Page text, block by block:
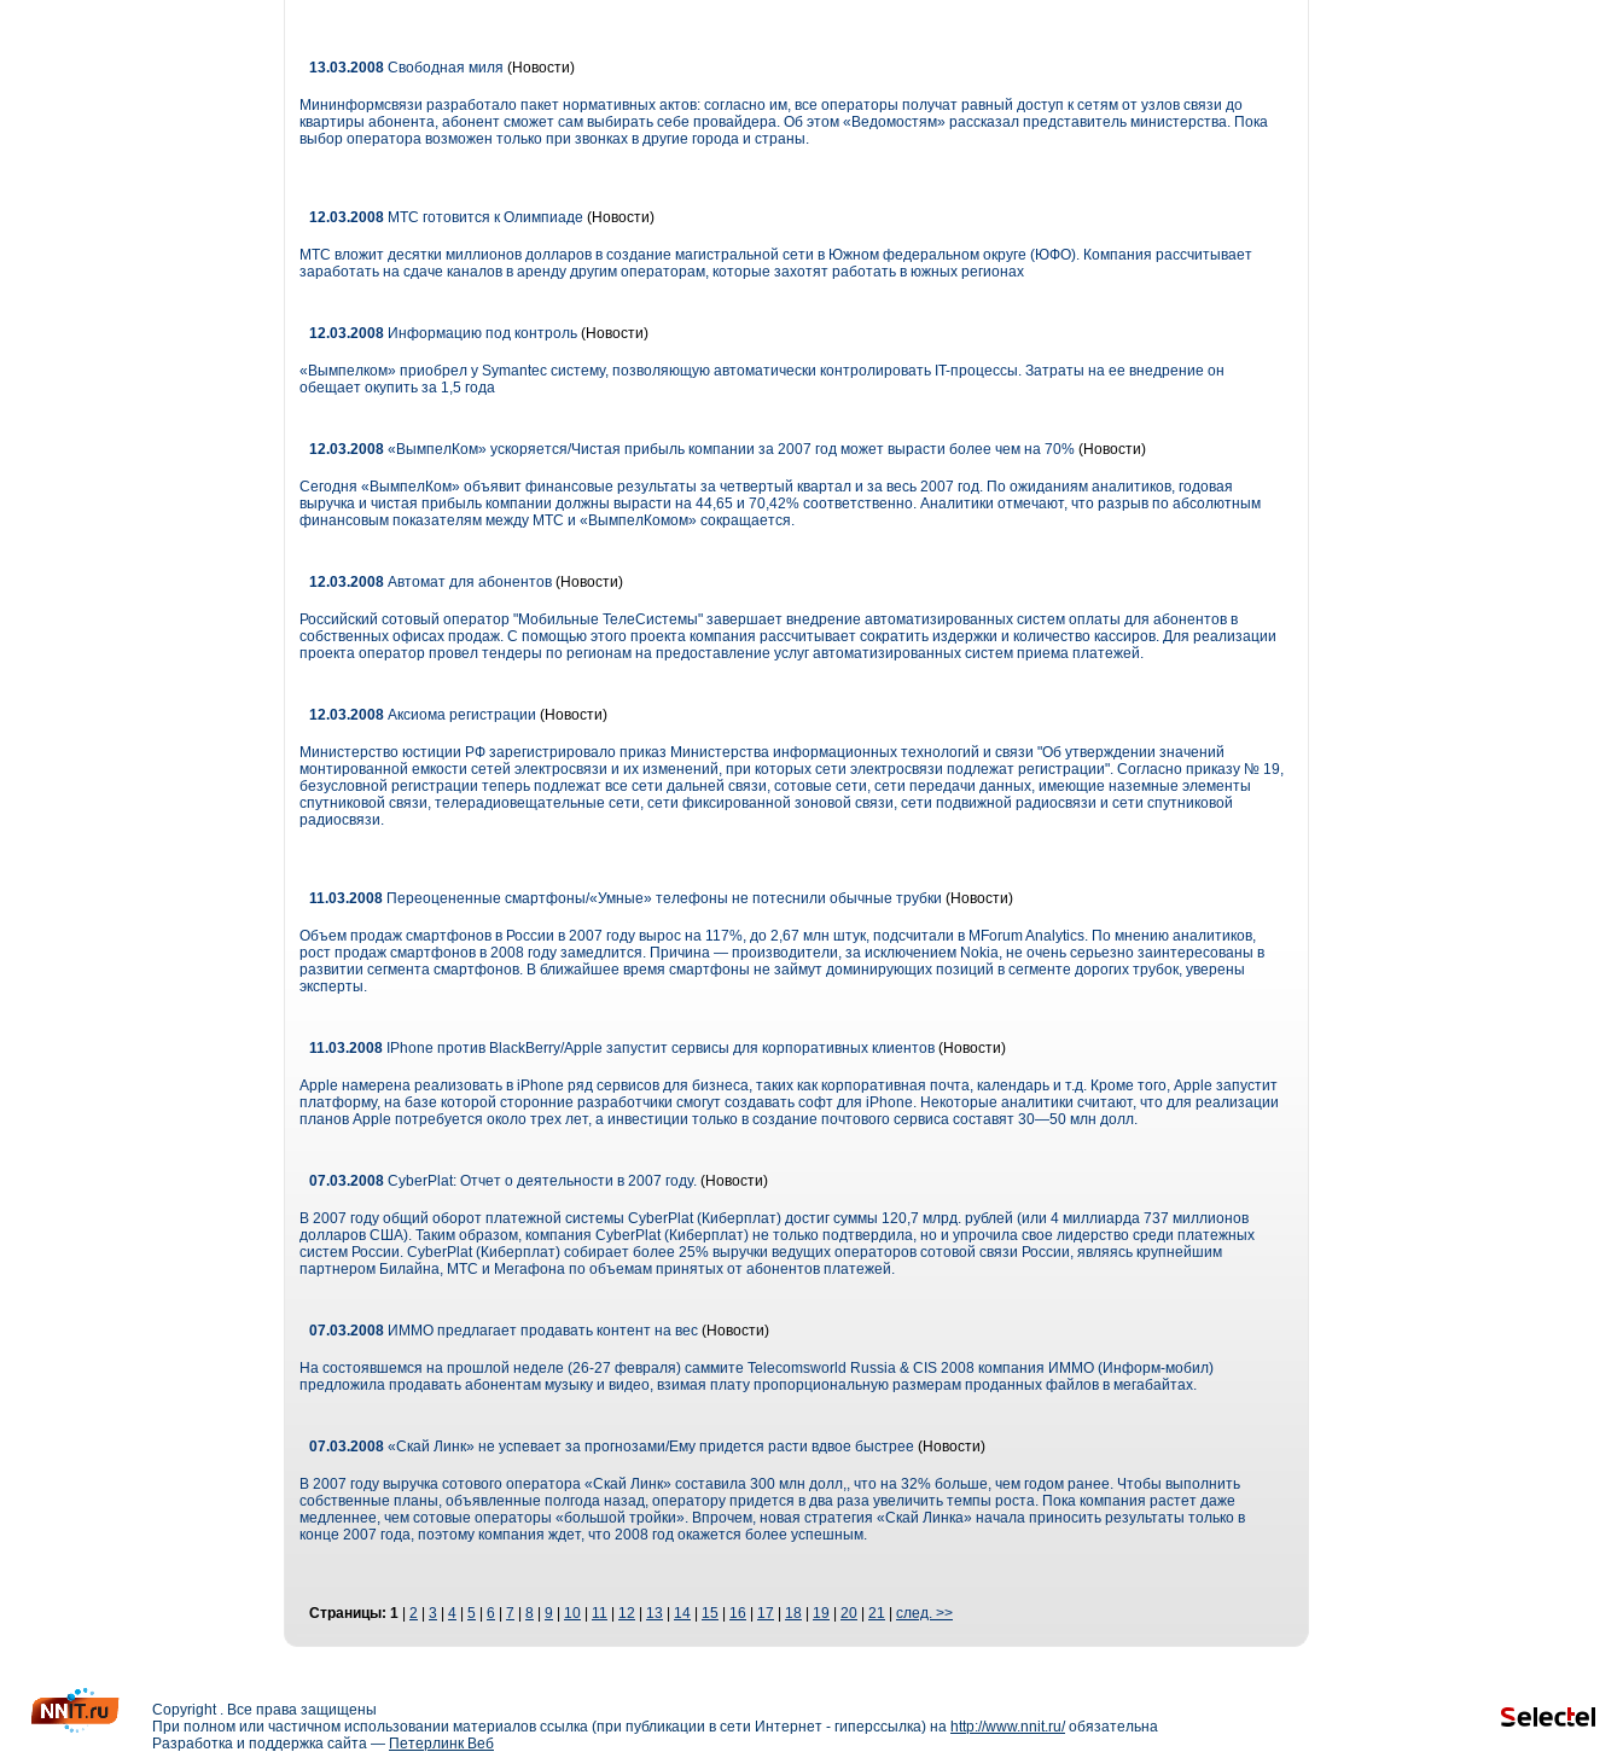
13.03.2008 Свободная миля (Новости)
Мининформсвязи разработало пакет нормативных актов: согласно им, все операторы получат равный доступ к сетям от узлов связи до
квартиры абонента, абонент сможет сам выбирать себе провайдера. Об этом «Ведомостям» рассказал представитель министерства. Пока
выбор оператора возможен только при звонках в другие города и страны.
12.03.2008 МТС готовится к Олимпиаде (Новости)
МТС вложит десятки миллионов долларов в создание магистральной сети в Южном федеральном округе (ЮФО). Компания рассчитывает
заработать на сдаче каналов в аренду другим операторам, которые захотят работать в южных регионах
12.03.2008 Информацию под контроль (Новости)
«Вымпелком» приобрел у Symantec систему, позволяющую автоматически контролировать IT-процессы. Затраты на ее внедрение он
обещает окупить за 1,5 года
12.03.2008 «ВымпелКом» ускоряется/Чистая прибыль компании за 2007 год может вырасти более чем на 70% (Новости)
Сегодня «ВымпелКом» объявит финансовые результаты за четвертый квартал и за весь 2007 год. По ожиданиям аналитиков, годовая
выручка и чистая прибыль компании должны вырасти на 44,65 и 70,42% соответственно. Аналитики отмечают, что разрыв по абсолютным
финансовым показателям между МТС и «ВымпелКомом» сокращается.
12.03.2008 Автомат для абонентов (Новости)
Российский сотовый оператор "Мобильные ТелеСистемы" завершает внедрение автоматизированных систем оплаты для абонентов в
собственных офисах продаж. С помощью этого проекта компания рассчитывает сократить издержки и количество кассиров. Для реализации
проекта оператор провел тендеры по регионам на предоставление услуг автоматизированных систем приема платежей.
12.03.2008 Аксиома регистрации (Новости)
Министерство юстиции РФ зарегистрировало приказ Министерства информационных технологий и связи "Об утверждении значений
монтированной емкости сетей электросвязи и их изменений, при которых сети электросвязи подлежат регистрации". Согласно приказу № 19,
безусловной регистрации теперь подлежат все сети дальней связи, сотовые сети, сети передачи данных, имеющие наземные элементы
спутниковой связи, телерадиовещательные сети, сети фиксированной зоновой связи, сети подвижной радиосвязи и сети спутниковой
радиосвязи.
11.03.2008 Переоцененные смартфоны/«Умные» телефоны не потеснили обычные трубки (Новости)
Объем продаж смартфонов в России в 2007 году вырос на 117%, до 2,67 млн штук, подсчитали в MForum Analytics. По мнению аналитиков,
рост продаж смарт­фонов в 2008 году замедлится. Причина — производители, за исключением Nokia, не очень серьезно заинтересованы в
развитии сегмента смартфонов. В ближайшее время смартфоны не займут доминирующих позиций в сегменте дорогих трубок, уверены
эксперты.
11.03.2008 IPhone против BlackBerry/Apple запустит сервисы для корпоративных клиентов (Новости)
Apple намерена реализовать в iPhone ряд сервисов для бизнеса, таких как корпоративная почта, календарь и т.д. Кроме того, Apple запустит
платформу, на базе которой сторонние разработчики смогут создавать софт для iPhone. Некоторые аналитики считают, что для реализации
планов Apple потребуется около трех лет, а инвестиции только в создание почтового сервиса составят 30—50 млн долл.
07.03.2008 CyberPlat: Отчет о деятельности в 2007 году. (Новости)
В 2007 году общий оборот платежной системы CyberPlat (Киберплат) достиг суммы 120,7 млрд. рублей (или 4 миллиарда 737 миллионов
долларов США). Таким образом, компания CyberPlat (Киберплат) не только подтвердила, но и упрочила свое лидерство среди платежных
систем России. CyberPlat (Киберплат) собирает более 25% выручки ведущих операторов сотовой связи России, являясь крупнейшим
партнером Билайна, МТС и Мегафона по объемам принятых от абонентов платежей.
07.03.2008 ИММО предлагает продавать контент на вес (Новости)
На состоявшемся на прошлой неделе (26-27 февраля) саммите Telecomsworld Russia & CIS 2008 компания ИММО (Информ-мобил)
предложила продавать абонентам музыку и видео, взимая плату пропорциональную размерам проданных файлов в мегабайтах.
07.03.2008 «Скай Линк» не успевает за прогнозами/Ему придется расти вдвое быстрее (Новости)
В 2007 году выручка сотового оператора «Скай Линк» составила 300 млн долл,, что на 32% больше, чем годом ранее. Чтобы выполнить
собственные планы, объявленные полгода назад, оператору придется в два раза увеличить темпы роста. Пока компания растет даже
медленнее, чем сотовые операторы «большой тройки». Впрочем, новая стратегия «Скай Линка» начала приносить результаты только в
конце 2007 года, поэтому компания ждет, что 2008 год окажется более успешным.
Страницы: 1 2 3 4 5 6 7 8 9 10 11 12 13 14 15 16 17 18 19 20 21 след. >>
Copyright . Все права защищены
При полном или частичном использовании материалов ссылка (при публикации в сети Интернет - гиперссылка) на http://www.nnit.ru/обязательна
Разработка и поддержка сайта — Петерлинк Веб